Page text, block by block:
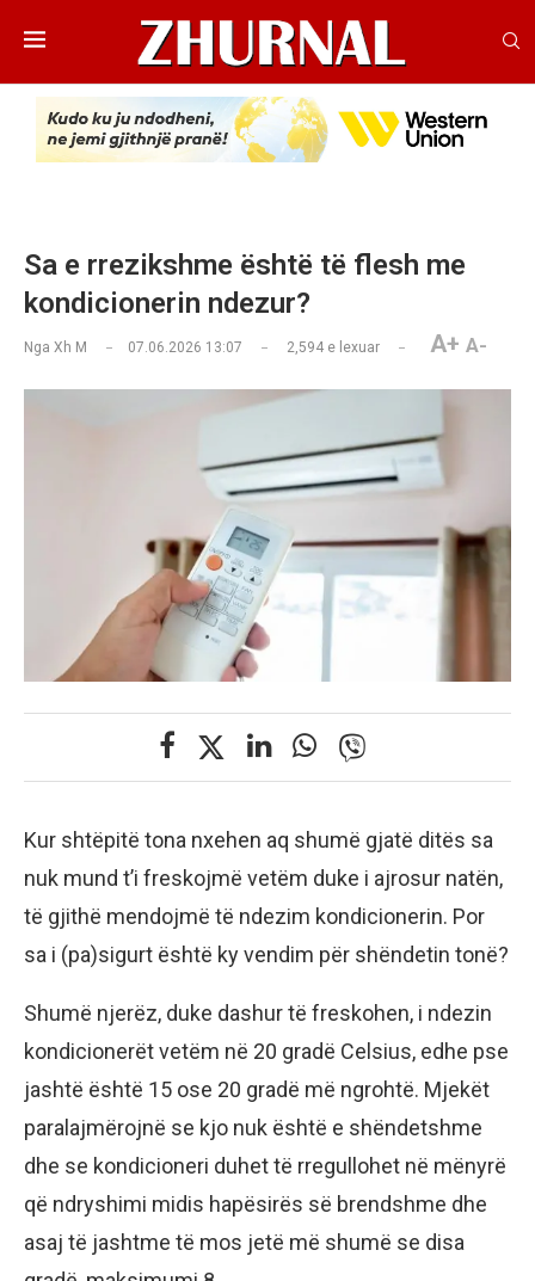
Sa e rrezikshme është të flesh me
kondicionerin ndezur?
Nga Xh M 07.06.2026 13:07 2,594 e lexuar A+ A-
Kur shtëpitë tona nxehen aq shumë gjatë ditës sa
nuk mund t’i freskojmë vetëm duke i ajrosur natën,
të gjithë mendojmë të ndezim kondicionerin. Por
sa i (pa)sigurt është ky vendim për shëndetin tonë?
Shumë njerëz, duke dashur të freskohen, i ndezin
kondicionerët vetëm në 20 gradë Celsius, edhe pse
jashtë është 15 ose 20 gradë më ngrohtë. Mjekët
paralajmërojnë se kjo nuk është e shëndetshme
dhe se kondicioneri duhet të rregullohet në mënyrë
që ndryshimi midis hapësirës së brendshme dhe
asaj të jashtme të mos jetë më shumë se disa